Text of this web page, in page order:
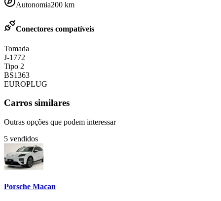
Autonomia200 km
Conectores compatíveis
Tomada
J-1772
Tipo 2
BS1363
EUROPLUG
Carros similares
Outras opções que podem interessar
5 vendidos
Porsche Macan